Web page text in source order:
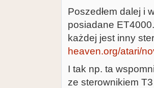
Poszedłem dalej i
posiadane
każdej jest inny
heaven.org/atari/
I tak np. ta
ze sterownikiem